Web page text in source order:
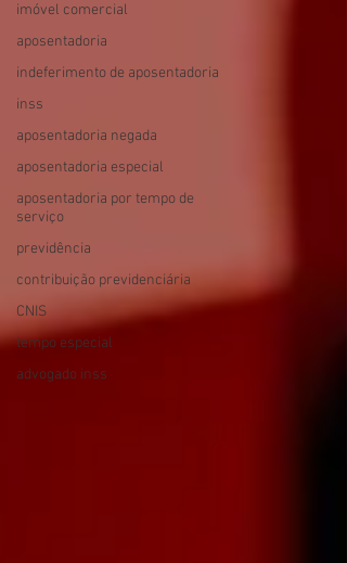
imóvel comercial
aposentadoria
indeferimento de aposentadoria
inss
aposentadoria negada
aposentadoria especial
aposentadoria por tempo de
serviço
previdência
contribuição previdenciária
CNIS
tempo especial
advogado inss